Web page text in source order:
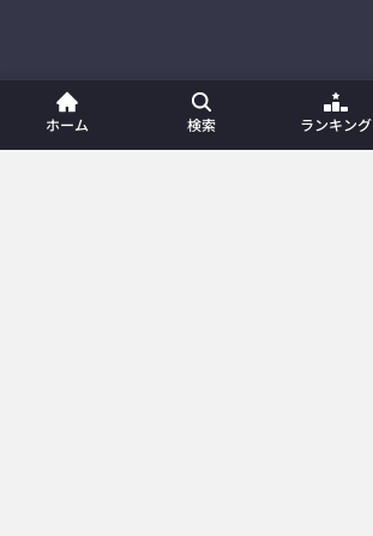
ホーム 検索 ランキング